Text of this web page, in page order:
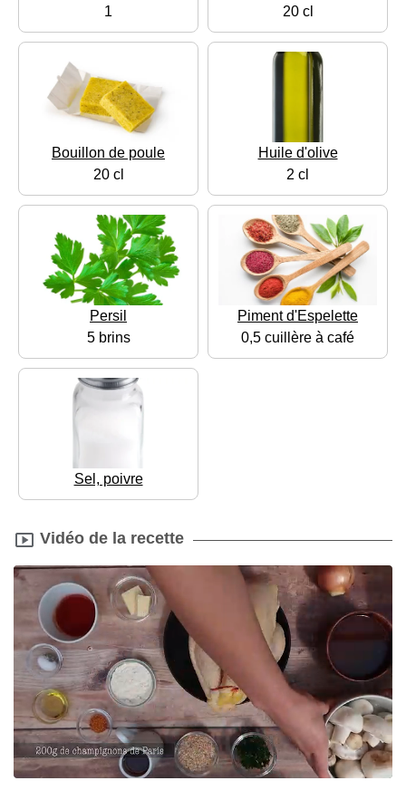
1
20 cl
Bouillon de poule
20 cl
Huile d'olive
2 cl
Persil
5 brins
Piment d'Espelette
0,5 cuillère à café
Sel, poivre
Vidéo de la recette